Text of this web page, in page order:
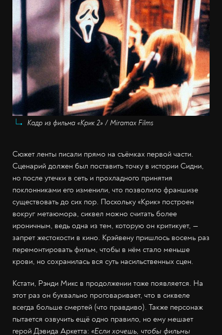
Кадр из фильма «Крик 2» / Miramax Films
Сюжет ленты писали прямо на съёмках первой части.
Сценарий должен был поставить точку в истории Сидни,
но после утечки в сеть и прохладного принятия
поклонниками его изменили, что позволило франшизе
существовать до сих пор. Поскольку «Крик» построен
вокруг метаюмора, сиквел можно считать более
ироничным, ведь одна из тем, которую он критикует, —
запрет жестокости в кино. Крэйвену пришлось восемь раз
перемонтировать фильм, чтобы в нём стало меньше
крови, но сохранилась вся суть насильственных сцен.
Кстати, Рэнди Микс в продолжении тоже появляется. На
этот раз он буквально проговаривает, что в сиквеле
всегда больше смертей (что правдиво). Также персонаж
пытается озвучить ещё одно правило, но ему мешает
герой Дэвида Аркетта: «Если хочешь, чтобы фильмы